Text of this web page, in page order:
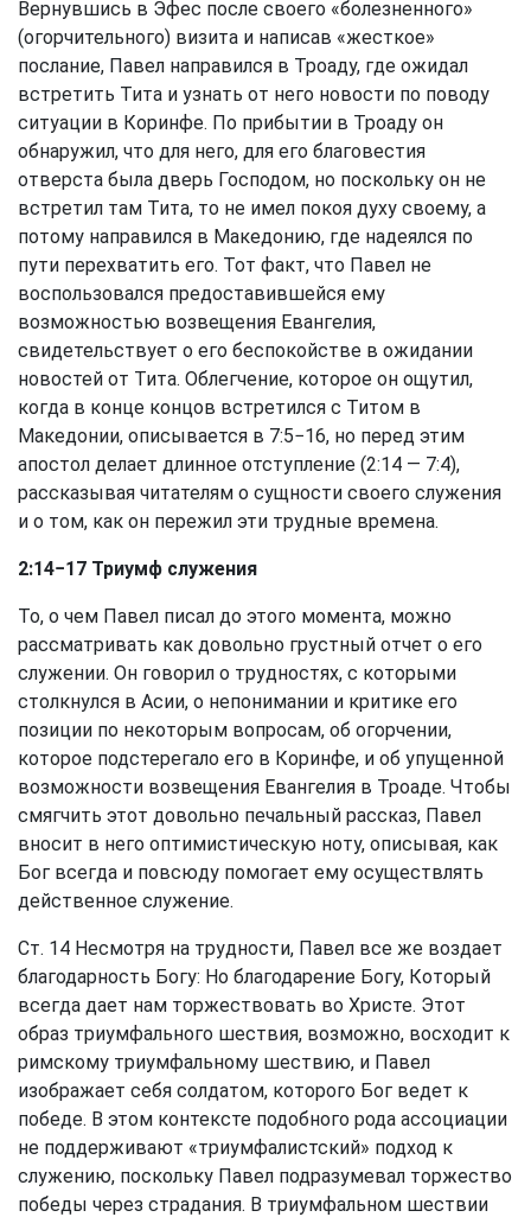
Вернувшись в Эфес после своего «болезненного»
(огорчительного) визита и написав «жесткое»
послание, Павел направился в Троаду, где ожидал
встретить Тита и узнать от него новости по поводу
ситуации в Коринфе. По прибытии в Троаду он
обнаружил, что для него, для его благовестия
отверста была дверь Господом, но поскольку он не
встретил там Тита, то не имел покоя духу своему, а
потому направился в Македонию, где надеялся по
пути перехватить его. Тот факт, что Павел не
воспользовался предоставившейся ему
возможностью возвещения Евангелия,
свидетельствует о его беспокойстве в ожидании
новостей от Тита. Облегчение, которое он ощутил,
когда в конце концов встретился с Титом в
Македонии, описывается в 7:5−16, но перед этим
апостол делает длинное отступление (2:14 — 7:4),
рассказывая читателям о сущности своего служения
и о том, как он пережил эти трудные времена.
2:14−17 Триумф служения
То, о чем Павел писал до этого момента, можно
рассматривать как довольно грустный отчет о его
служении. Он говорил о трудностях, с которыми
столкнулся в Асии, о непонимании и критике его
позиции по некоторым вопросам, об огорчении,
которое подстерегало его в Коринфе, и об упущенной
возможности возвещения Евангелия в Троаде. Чтобы
смягчить этот довольно печальный рассказ, Павел
вносит в него оптимистическую ноту, описывая, как
Бог всегда и повсюду помогает ему осуществлять
действенное служение.
Ст. 14 Несмотря на трудности, Павел все же воздает
благодарность Богу: Но благодарение Богу, Который
всегда дает нам торжествовать во Христе. Этот
образ триумфального шествия, возможно, восходит к
римскому триумфальному шествию, и Павел
изображает себя солдатом, которого Бог ведет к
победе. В этом контексте подобного рода ассоциации
не поддерживают «триумфалистский» подход к
служению, поскольку Павел подразумевал торжество
победы через страдания. В триумфальном шествии